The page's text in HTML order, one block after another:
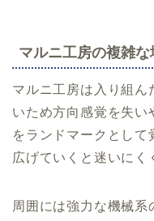
マルニ工房の複雑
マルニ工房は入り組ん
いため方向感覚を失い
をランドマークとして
広げていくと迷いにく
周囲には強力な機械系